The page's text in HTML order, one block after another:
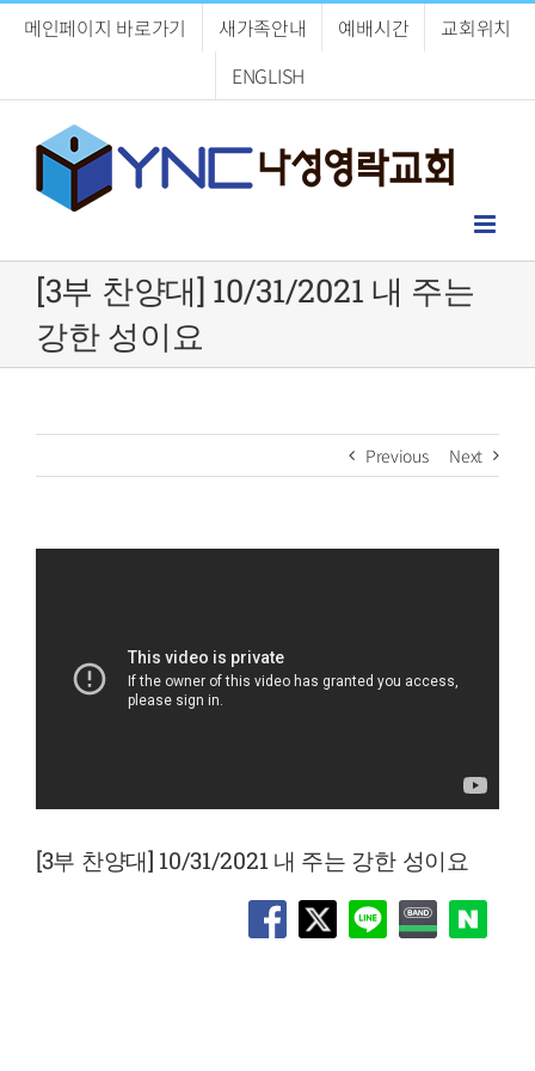
메인페이지 바로가기 새가족안내 예배시간
교회위치
ENGLISH
[3부 찬양대] 10/31/2021 내 주는
강한 성이요
Previous Next
[3부 찬양대] 10/31/2021 내 주는 강한 성이요